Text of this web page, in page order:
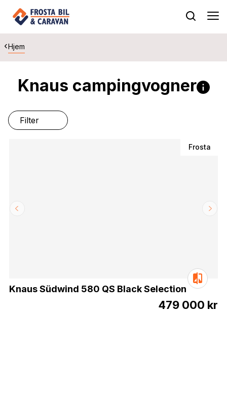
Hjem
Knaus campingvogner Her
Filter
Frosta
Knaus Südwind 580 QS Black Selection
479 000 kr